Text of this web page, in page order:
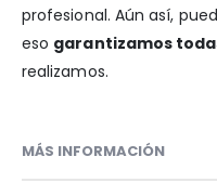
profesional. Aún así,
eso garantizamos
realizamos.
MÁS INFORMACIÓN